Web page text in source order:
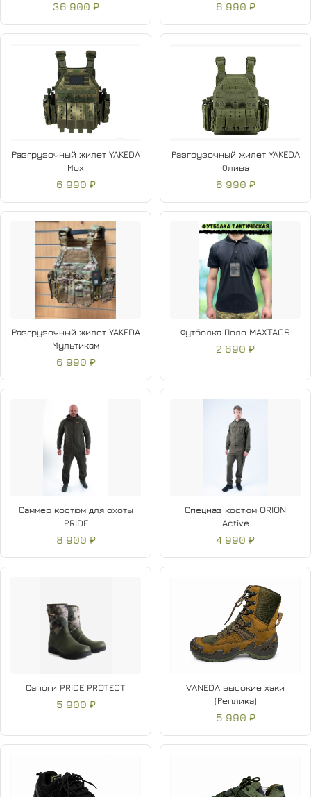
36 900 ₽ 6 990 ₽
Разгрузочный жилет YAKEDA
Мох
6 990 ₽
Разгрузочный жилет YAKEDA
Олива
6 990 ₽
Разгрузочный жилет YAKEDA
Мультикам
6 990 ₽
Футболка Поло MAXTACS
2 690 ₽
Саммер костюм для охоты
PRIDE
8 900 ₽
Спецназ костюм ORION
Active
4 990 ₽
Сапоги PRIDE PROTECT
5 900 ₽
VANEDA высокие хаки
(Реплика)
5 990 ₽